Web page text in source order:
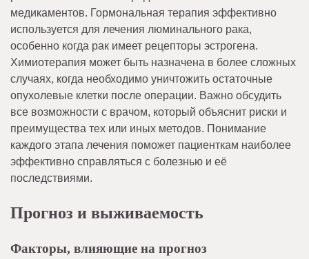
медикаментов. Гормональная терапия эффективно
используется для лечения люминального рака,
особенно когда рак имеет рецепторы эстрогена.
Химиотерапия может быть назначена в более сложных
случаях, когда необходимо уничтожить остаточные
опухолевые клетки после операции. Важно обсудить
все возможности с врачом, который объяснит риски и
преимущества тех или иных методов. Понимание
каждого этапа лечения поможет пациенткам наиболее
эффективно справляться с болезнью и её
последствиями.
Прогноз и выживаемость
Факторы, влияющие на прогноз